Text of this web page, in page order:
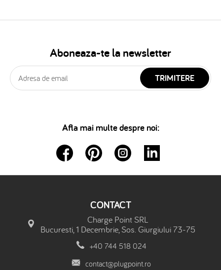
Aboneaza-te la newsletter
TRIMITERE
Afla mai multe despre noi:
CONTACT
Charge Point SRL
Bucuresti, 1 Decembrie, Sos. Giurgiului 73-75
+40 744 518 024
contact@plugpoint.ro